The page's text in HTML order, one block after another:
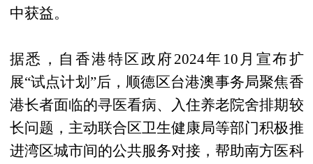
中获益。
据悉，自香港特区政府2024年10月宣布扩
展“试点计划”后，顺德区台港澳事务局聚焦香
港长者面临的寻医看病、入住养老院舍排期较
长问题，主动联合区卫生健康局等部门积极推
进湾区城市间的公共服务对接，帮助南方医科